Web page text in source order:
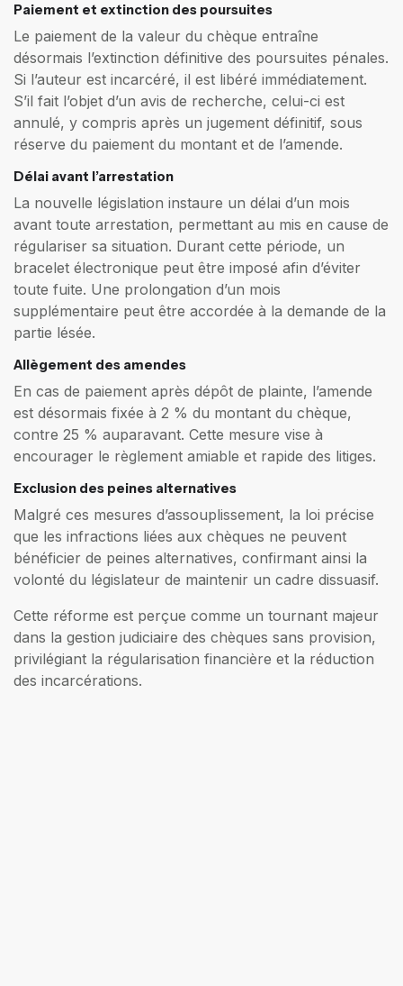
Paiement et extinction des poursuites
Le paiement de la valeur du chèque entraîne
désormais l’extinction définitive des poursuites pénales.
Si l’auteur est incarcéré, il est libéré immédiatement.
S’il fait l’objet d’un avis de recherche, celui-ci est
annulé, y compris après un jugement définitif, sous
réserve du paiement du montant et de l’amende.
Délai avant l’arrestation
La nouvelle législation instaure un délai d’un mois
avant toute arrestation, permettant au mis en cause de
régulariser sa situation. Durant cette période, un
bracelet électronique peut être imposé afin d’éviter
toute fuite. Une prolongation d’un mois
supplémentaire peut être accordée à la demande de la
partie lésée.
Allègement des amendes
En cas de paiement après dépôt de plainte, l’amende
est désormais fixée à 2 % du montant du chèque,
contre 25 % auparavant. Cette mesure vise à
encourager le règlement amiable et rapide des litiges.
Exclusion des peines alternatives
Malgré ces mesures d’assouplissement, la loi précise
que les infractions liées aux chèques ne peuvent
bénéficier de peines alternatives, confirmant ainsi la
volonté du législateur de maintenir un cadre dissuasif.
Cette réforme est perçue comme un tournant majeur
dans la gestion judiciaire des chèques sans provision,
privilégiant la régularisation financière et la réduction
des incarcérations.